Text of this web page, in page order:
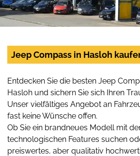
Jeep Compass in Hasloh
Entdecken Sie die besten Jeep
Hasloh und sichern Sie sich Ihren
Unser vielfältiges Angebot an
fast keine Wünsche offen.
Ob Sie ein brandneues Modell mit
technologischen Features suchen
preiswertes, aber qualitativ